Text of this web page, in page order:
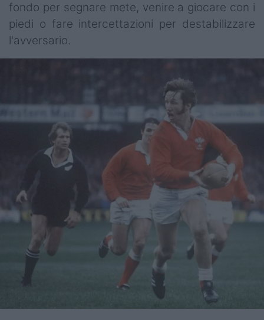
fondo per segnare mete, venire a giocare con i
piedi o fare intercettazioni per destabilizzare
l'avversario.